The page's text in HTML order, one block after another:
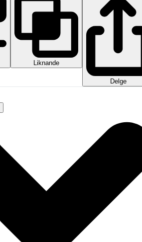
Liknande
Delge